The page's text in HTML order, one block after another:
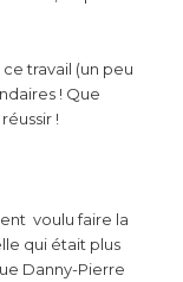
travail (un peu
! Que
!
voulu faire la
qui était plus
Danny-Pierre